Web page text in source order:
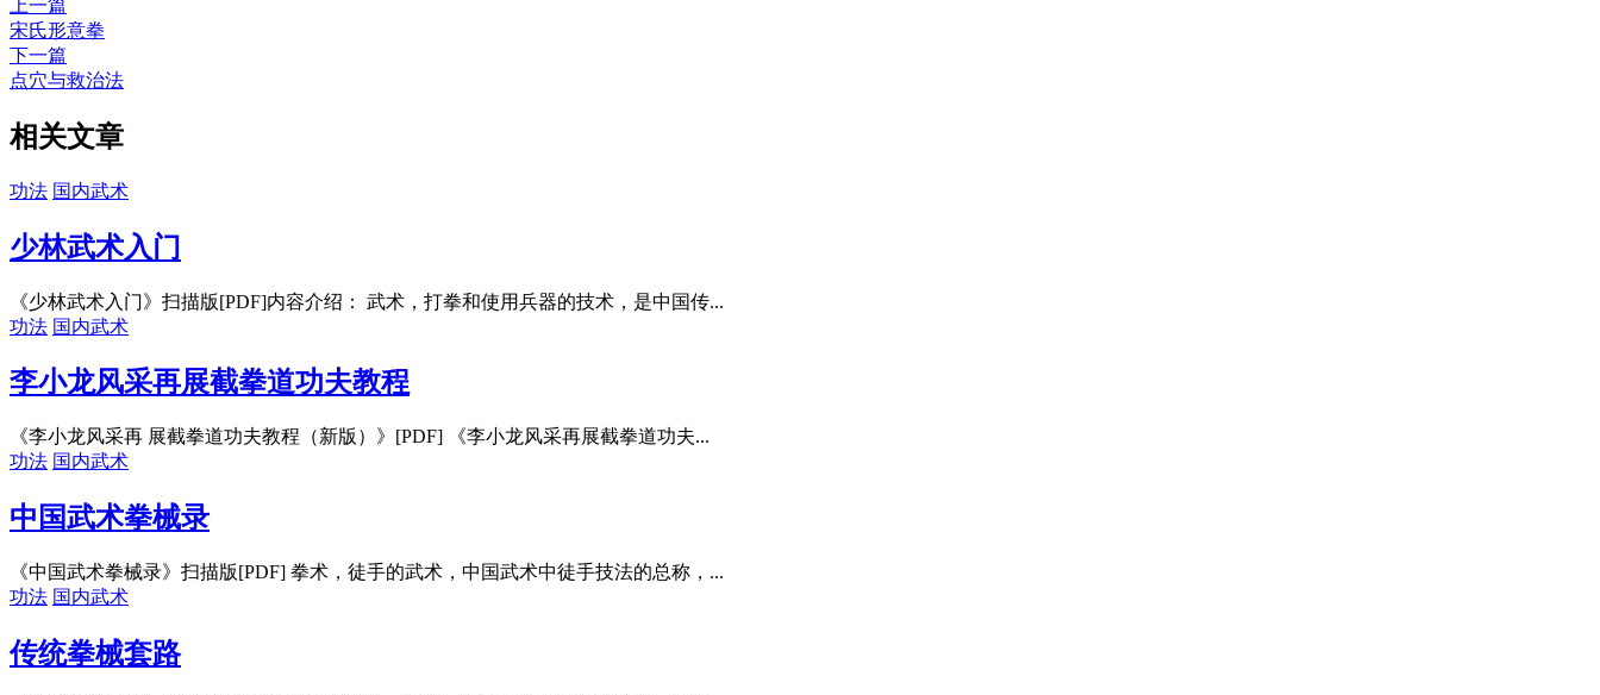
上一篇
宋氏形意拳
下一篇
点穴与救治法
相关文章
功法 国内武术
少林武术入门
《少林武术入门》扫描版[PDF]内容介绍： 武术，打拳和使用兵器的技术，是中国传...
功法 国内武术
李小龙风采再展截拳道功夫教程
《李小龙风采再 展截拳道功夫教程（新版）》[PDF] 《李小龙风采再展截拳道功夫...
功法 国内武术
中国武术拳械录
《中国武术拳械录》扫描版[PDF] 拳术，徒手的武术，中国武术中徒手技法的总称，...
功法 国内武术
传统拳械套路